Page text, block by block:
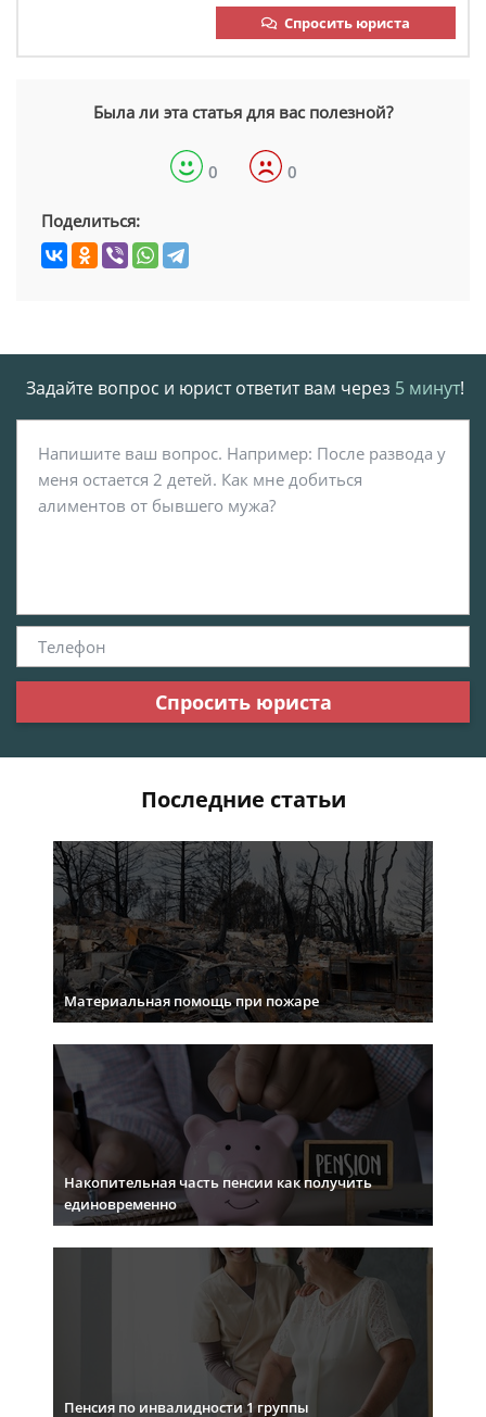
Спросить юриста
Была ли эта статья для вас полезной?
0 0
Поделиться:
Задайте вопрос и юрист ответит вам через 5 минут!
Спросить юриста
Последние статьи
Материальная помощь при пожаре
Накопительная часть пенсии как получить
единовременно
Пенсия по инвалидности 1 группы